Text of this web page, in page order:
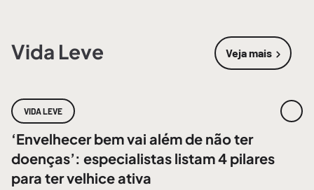
Vida Leve Veja mais
sobre Vida
VIDA LEVE
‘Envelhecer bem vai além de não ter
doenças’: especialistas listam 4 pilares
para ter velhice ativa